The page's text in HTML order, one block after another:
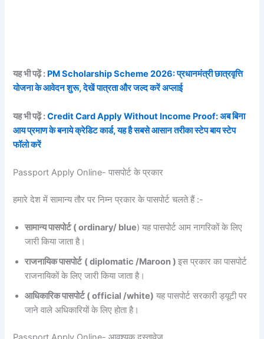
यह भी पढ़ें : PM Scholarship Scheme 2026: प्रधानमंत्री छात्रवृत्ति
योजना के आवेदन शुरू, देखें पात्रता और जल्द करें अप्लाई
यह भी पढ़ें :Credit Card Apply Without Income Proof: अब बिना
आय प्रमाण के बनाये क्रेडिट कार्ड, यह है सबसे आसान तरीका स्टेप बाय स्टेप
फॉलो करें
Passport Apply Online- पासपोर्ट के प्रकार
हमारे देश में सामान्य तौर पर निम्न प्रकार के पासपोर्ट चलते हैं :-
सामान्य पासपोर्ट ( ordinary/ blue) यह पासपोर्ट आम नागरिकों के लिए
जारी किया जाता है।
राजनायिक पासपोर्ट ( diplomatic /Maroon )इस प्रकार का पासपोर्ट
राजनायिकों के लिए जारी किया जाता है।
आधिकारिक पासपोर्ट ( official /white) यह पासपोर्ट सरकारी ड्यूटी पर
जाने वाले अधिकारियों के लिए होता है।